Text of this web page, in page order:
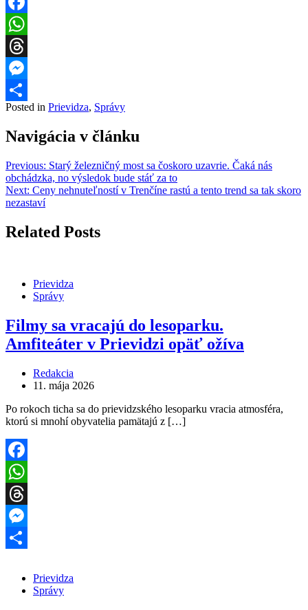
Facebook
WhatsApp
Threads
Messenger
Share
Posted in Prievidza, Správy
Navigácia v článku
Previous: Starý železničný most sa čoskoro uzavrie. Čaká nás
obchádzka, no výsledok bude stáť za to
Next: Ceny nehnuteľností v Trenčíne rastú a tento trend sa tak skoro
nezastaví
Related Posts
Prievidza
Správy
Filmy sa vracajú do lesoparku.
Amfiteáter v Prievidzi opäť ožíva
Redakcia
11. mája 2026
Po rokoch ticha sa do prievidzského lesoparku vracia atmosféra,
ktorú si mnohí obyvatelia pamätajú z […]
Facebook
WhatsApp
Threads
Messenger
Prievidza
Správy